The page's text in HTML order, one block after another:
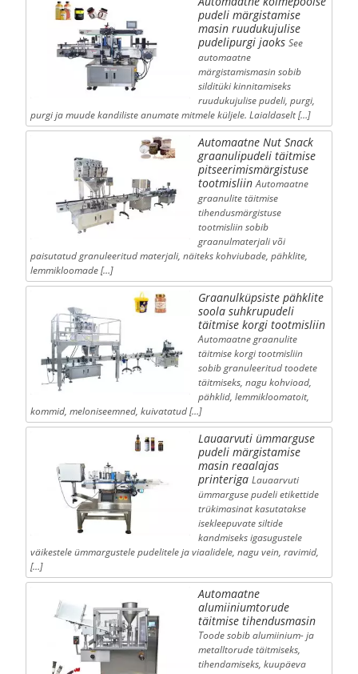
pudeli märgistamise
masin ruudukujulise
pudelipurgi jaoks See
automaatne
märgistamismasin sobib
silditüki kinnitamiseks
ruudukujulise pudeli, purgi,
purgi ja muude kandiliste anumate mitmele küljele. Laialdaselt […]
Automaatne Nut Snack
graanulipudeli täitmise
pitseerimismärgistuse
tootmisliin Automaatne
graanulite täitmise
tihendusmärgistuse
tootmisliin sobib
graanulmaterjali või
paisutatud granuleeritud materjali, näiteks kohviubade, pähklite,
lemmikloomade […]
Graanulküpsiste pähklite
soola suhkrupudeli
täitmise korgi tootmisliin
Automaatne graanulite
täitmise korgi tootmisliin
sobib granuleeritud toodete
täitmiseks, nagu kohvioad,
pähklid, lemmikloomatoit,
kommid, meloniseemned, kuivatatud […]
Lauaarvuti ümmarguse
pudeli märgistamise
masin reaalajas
printeriga Lauaarvuti
ümmarguse pudeli etikettide
trükimasinat kasutatakse
isekleepuvate siltide
kandmiseks igasugustele
väikestele ümmargustele pudelitele ja viaalidele, nagu vein, ravimid,
[…]
Automaatne
alumiiniumtorude
täitmise tihendusmasin
Toode sobib alumiinium- ja
metalltorude täitmiseks,
tihendamiseks, kuupäeva